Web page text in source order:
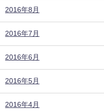
2016年8月
2016年7月
2016年6月
2016年5月
2016年4月